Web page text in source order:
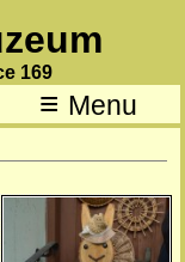
169
≡ Menu